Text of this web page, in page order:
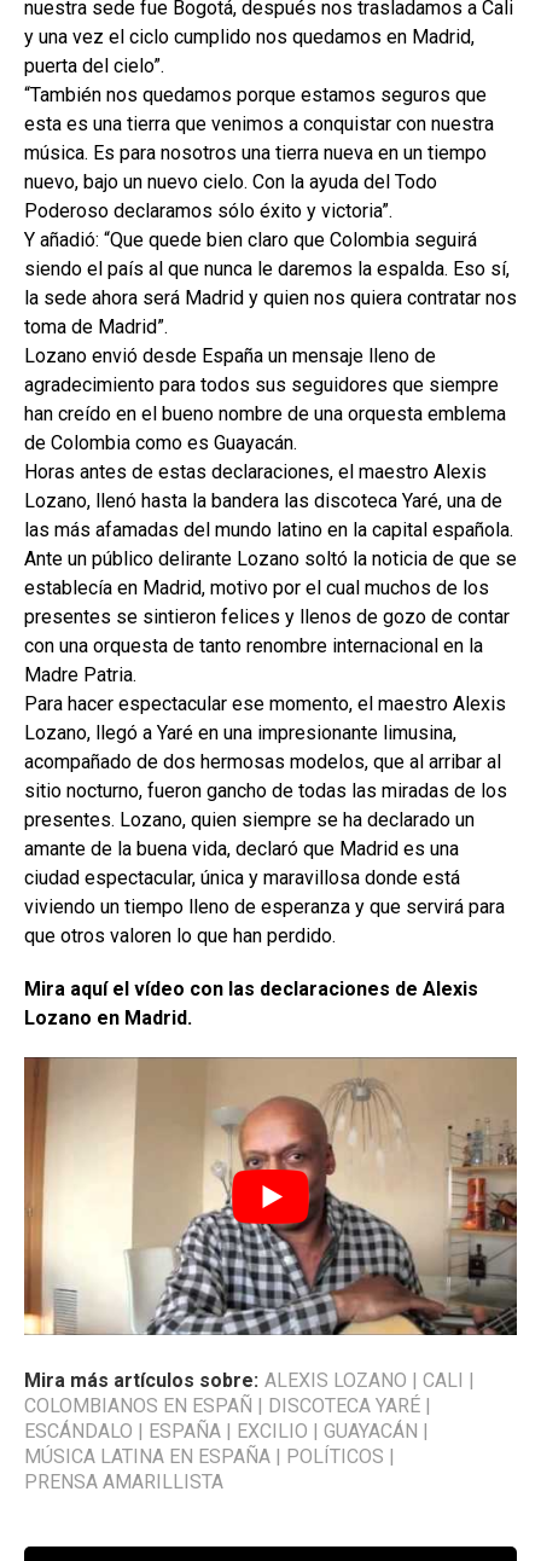
nuestra sede fue Bogotá, después nos trasladamos a Cali
y una vez el ciclo cumplido nos quedamos en Madrid,
puerta del cielo”.
“También nos quedamos porque estamos seguros que
esta es una tierra que venimos a conquistar con nuestra
música. Es para nosotros una tierra nueva en un tiempo
nuevo, bajo un nuevo cielo. Con la ayuda del Todo
Poderoso declaramos sólo éxito y victoria”.
Y añadió: “Que quede bien claro que Colombia seguirá
siendo el país al que nunca le daremos la espalda. Eso sí,
la sede ahora será Madrid y quien nos quiera contratar nos
toma de Madrid”.
Lozano envió desde España un mensaje lleno de
agradecimiento para todos sus seguidores que siempre
han creído en el bueno nombre de una orquesta emblema
de Colombia como es Guayacán.
Horas antes de estas declaraciones, el maestro Alexis
Lozano, llenó hasta la bandera las discoteca Yaré, una de
las más afamadas del mundo latino en la capital española.
Ante un público delirante Lozano soltó la noticia de que se
establecía en Madrid, motivo por el cual muchos de los
presentes se sintieron felices y llenos de gozo de contar
con una orquesta de tanto renombre internacional en la
Madre Patria.
Para hacer espectacular ese momento, el maestro Alexis
Lozano, llegó a Yaré en una impresionante limusina,
acompañado de dos hermosas modelos, que al arribar al
sitio nocturno, fueron gancho de todas las miradas de los
presentes. Lozano, quien siempre se ha declarado un
amante de la buena vida, declaró que Madrid es una
ciudad espectacular, única y maravillosa donde está
viviendo un tiempo lleno de esperanza y que servirá para
que otros valoren lo que han perdido.
Mira aquí el vídeo con las declaraciones de Alexis
Lozano en Madrid.
Mira más artículos sobre: ALEXIS LOZANO | CALI |
COLOMBIANOS EN ESPAÑ | DISCOTECA YARÉ |
ESCÁNDALO | ESPAÑA | EXCILIO | GUAYACÁN |
MÚSICA LATINA EN ESPAÑA | POLÍTICOS |
PRENSA AMARILLISTA